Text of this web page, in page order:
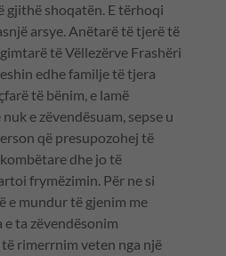
gjithë shoqatën. E tërhoqi
arsye. Anëtarë të tjerë të
të Vëllezërve Frashëri
edhe familje të tjera
të bënim, e lamë
e zëvendësuam, sepse u
që presupozohej të
dhe jo të
frymëzimin. Për ne si
e mundur të gjenim me
ta zëvendësonim
rimerrnim veten nga një